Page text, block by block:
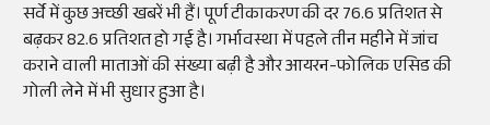
सर्वे में कुछ अच्छी खबरें भी हैं। पूर्ण टीकाकरण की दर 76.6 प्रतिशत से
बढ़कर 82.6 प्रतिशत हो गई है। गर्भावस्था में पहले तीन महीने में जांच
कराने वाली माताओं की संख्या बढ़ी है और आयरन-फोलिक एसिड की
गोली लेने में भी सुधार हुआ है।